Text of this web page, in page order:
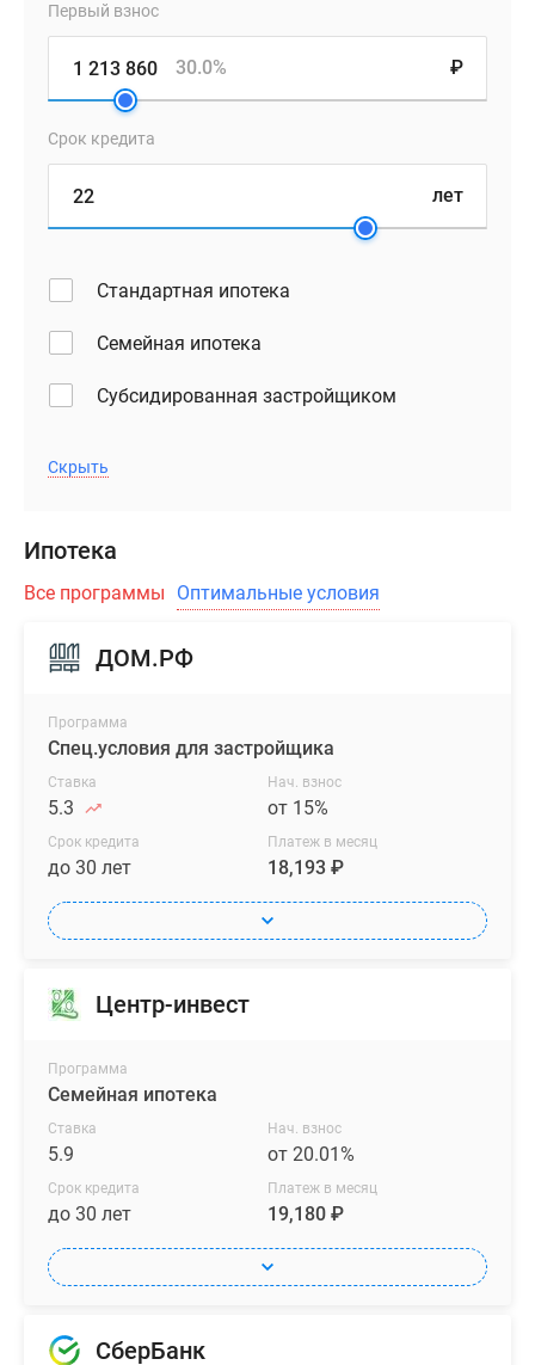
можно
отделку
«под
ключ»
застройщика.
квартиры
ЖК
«Гармония
Парк»
ипотеку
Первый взнос
₽
30.0%
Срок кредита
лет
Стандартная ипотека
Семейная ипотека
Субсидированная застройщиком
Скрыть
Ипотека
Все программы Оптимальные условия
ДОМ.РФ
Программа
Спец.условия для застройщика
Ставка
5.3
Нач. взнос
от 15%
Срок кредита
до 30 лет
Платеж в месяц
18,193 ₽
Центр-инвест
Программа
Семейная ипотека
Ставка
5.9
Нач. взнос
от 20.01%
Срок кредита
до 30 лет
Платеж в месяц
19,180 ₽
СберБанк